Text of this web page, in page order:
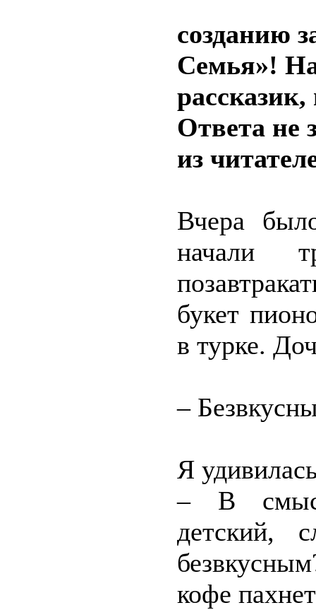
созданию
Семья»!
Ответа не
из
Вчера
начали
букет
в турке.
–
Я
– В
детский,
кофе